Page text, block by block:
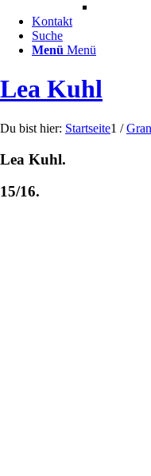
Kontakt
Suche
Menü Menü
Lea Kuhl
Du bist hier: Startseite1 /
Lea Kuhl.
15/16.